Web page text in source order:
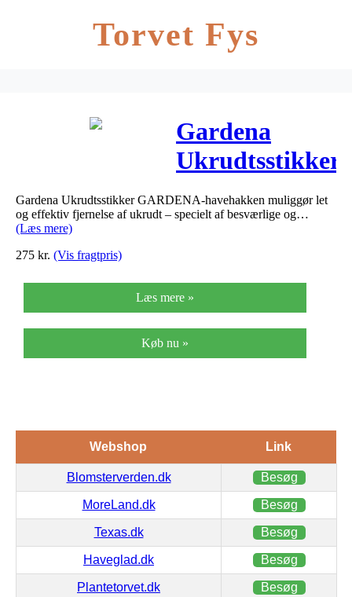
Torvet Fys
Gardena
Ukrudtsstikker
– Gardena
Ukrudtsstikker
Gardena Ukrudtsstikker GARDENA-havehakken muliggør let
og effektiv fjernelse af ukrudt – specielt af besværlige og…
(Læs mere)
275 kr. (Vis fragtpris)
Læs mere »
Køb nu »
Webshop Link
Blomsterverden.dk Besøg
MoreLand.dk Besøg
Texas.dk Besøg
Haveglad.dk Besøg
Plantetorvet.dk Besøg